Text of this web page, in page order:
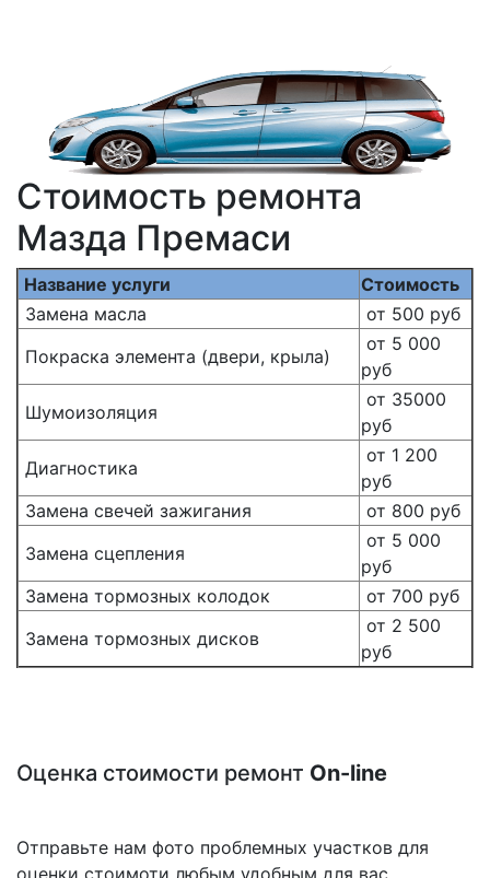
Стоимость ремонта
Мазда Премаси
Название услуги
Стоимость
Замена масла
от 500 руб
Покраска элемента (двери, крыла)
от 5 000
руб
Шумоизоляция
от 35000
руб
Диагностика
от 1 200
руб
Замена свечей зажигания
от 800 руб
Замена сцепления
от 5 000
руб
Замена тормозных колодок
от 700 руб
Замена тормозных дисков
от 2 500
руб
Оценка стоимости ремонт On-line
Отправьте нам фото проблемных участков для
оценки стоимоти любым удобным для вас